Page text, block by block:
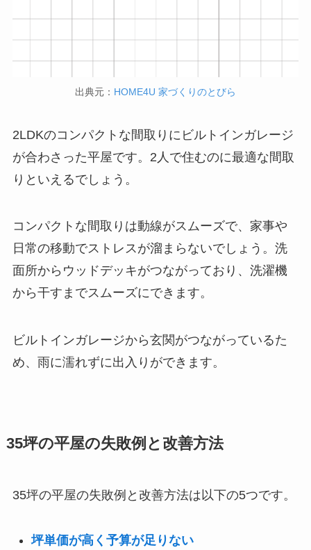
出典元： HOME4U 家づくりのとびら
2LDKのコンパクトな間取りにビルトインガレージ
が合わさった平屋です。2人で住むのに最適な間取
りといえるでしょう。
コンパクトな間取りは動線がスムーズで、家事や
日常の移動でストレスが溜まらないでしょう。洗
面所からウッドデッキがつながっており、洗濯機
から干すまでスムーズにできます。
ビルトインガレージから玄関がつながっているた
め、雨に濡れずに出入りができます。
35坪の平屋の失敗例と改善方法
35坪の平屋の失敗例と改善方法は以下の5つです。
坪単価が高く予算が足りない